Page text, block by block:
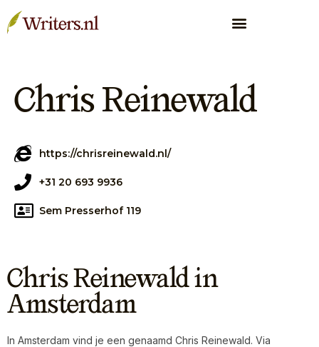
Chris Reinewald
https://chrisreinewald.nl/
+31 20 693 9936
Sem Presserhof 119
Chris Reinewald in
Amsterdam
In Amsterdam vind je een genaamd Chris Reinewald. Via